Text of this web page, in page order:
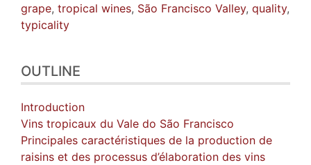
grape, tropical wines, São Francisco Valley, quality,
typicality
OUTLINE
Introduction
Vins tropicaux du Vale do São Francisco
Principales caractéristiques de la production de
raisins et des processus d’élaboration des vins